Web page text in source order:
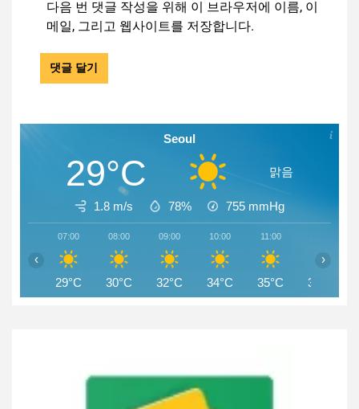
다음 번 댓글 작성을 위해 이 브라우저에 이름, 이
메일, 그리고 웹사이트를 저장합니다.
Seoul
29°C 맑음
1.8 m/s 78% 755 mmHg
07:00
29°C
08:00
30°C
09:00
32°C
10:00
34°C
11:00
35°C 36°C
‹ ›